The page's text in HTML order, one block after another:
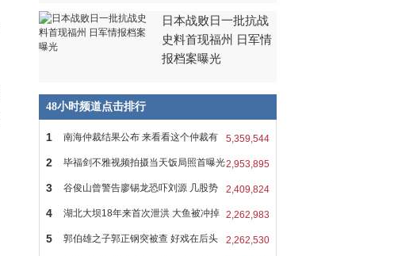
日本战败日一批抗战
史料首现福州 日军情
报档案曝光
48小时频道点击排行
5,359,544
1 南海仲裁结果公布 来看看这个仲裁有
多 2,953,895
2 毕福剑不雅视频拍摄当天饭局照首曝光
2,409,824
3 谷俊山曾警告廖锡龙恐吓刘源 几股势
力 2,262,983
4 湖北大坝18年来首次泄洪 大鱼被冲掉
头 2,262,530
5 郭伯雄之子郭正钢突被查 好戏在后头